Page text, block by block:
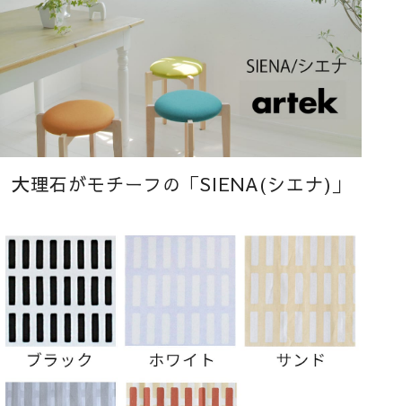
大理石がモチーフの「SIENA(シエナ)」